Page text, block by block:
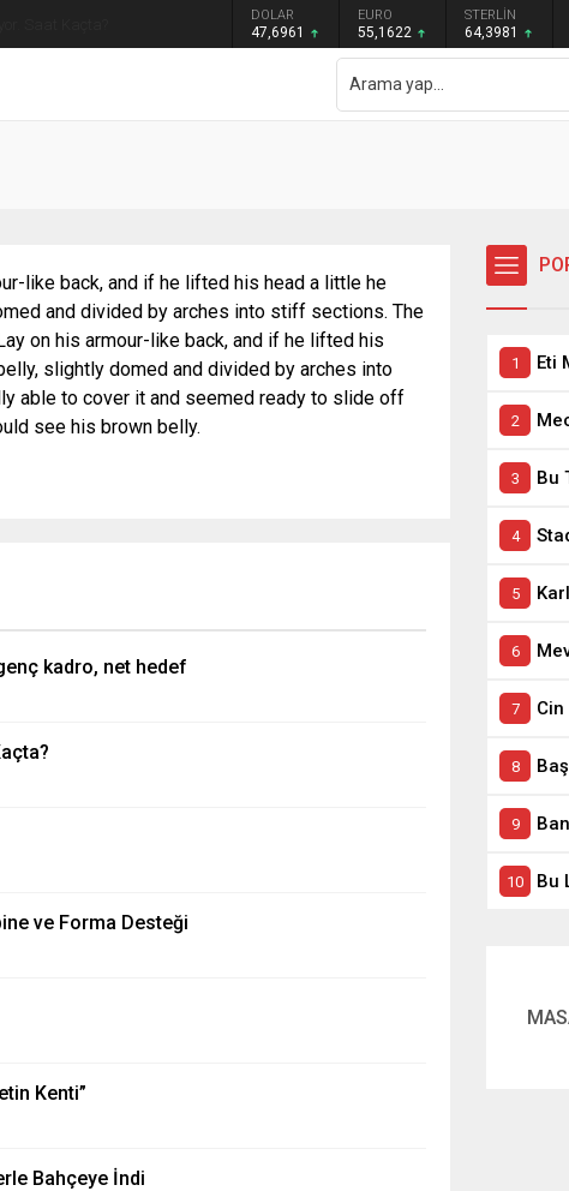
DOLAR
47,6961
EURO
55,1622
STERLİN
64,3981
like back, and if he lifted his head a little he
and divided by arches into stiff sections. The
on his armour-like back, and if he lifted his
slightly domed and divided by arches into
able to cover it and seemed ready to slide off
see his brown belly.
kadro, net hedef
ve Forma Desteği
Kenti”
Bahçeye İndi
Bu
Bu